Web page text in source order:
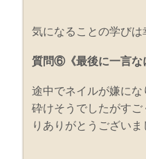
気になることの学びは
質問⑥《最後に一言な
途中でネイルが嫌に
砕けそうでしたがす
りありがとうございま